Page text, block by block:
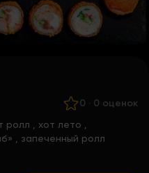
0 · 0 оценок
ролл хот лето
запеченный ролл